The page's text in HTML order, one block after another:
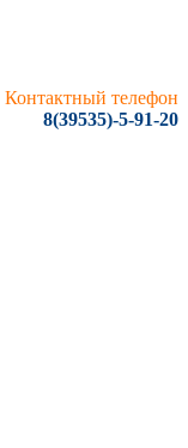
Контактный телефон
8(39535)-5-91-20